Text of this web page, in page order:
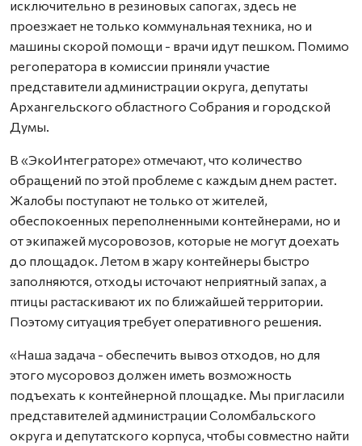
исключительно в резиновых сапогах, здесь не
проезжает не только коммунальная техника, но и
машины скорой помощи - врачи идут пешком. Помимо
регоператора в комиссии приняли участие
представители администрации округа, депутаты
Архангельского областного Собрания и городской
Думы.
В «ЭкоИнтеграторе» отмечают, что количество
обращений по этой проблеме с каждым днем растет.
Жалобы поступают не только от жителей,
обеспокоенных переполненными контейнерами, но и
от экипажей мусоровозов, которые не могут доехать
до площадок. Летом в жару контейнеры быстро
заполняются, отходы источают неприятный запах, а
птицы растаскивают их по ближайшей территории.
Поэтому ситуация требует оперативного решения.
«Наша задача - обеспечить вывоз отходов, но для
этого мусоровоз должен иметь возможность
подъехать к контейнерной площадке. Мы пригласили
представителей администрации Соломбальского
округа и депутатского корпуса, чтобы совместно найти